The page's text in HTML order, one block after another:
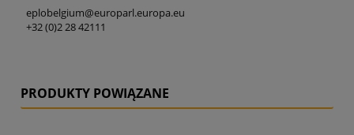
eplobelgium@europarl.europa.eu
+32 (0)2 28 42111
PRODUKTY POWIĄZANE